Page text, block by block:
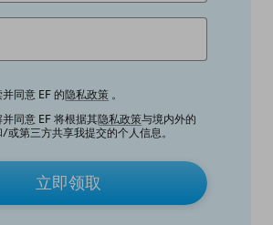
同意 EF 的隐私政策 。
同意 EF 将根据其隐私政策与境内外的
或第三方共享我提交的个人信息。
立即领取